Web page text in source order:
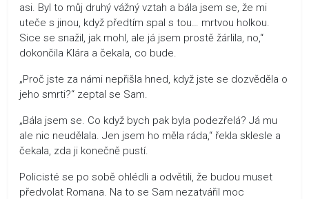
asi. Byl to můj druhý vážný vztah a bála jsem se, že mi
uteče s jinou, když předtím spal s tou… mrtvou holkou.
Sice se snažil, jak mohl, ale já jsem prostě žárlila, no,“
dokončila Klára a čekala, co bude.
„Proč jste za námi nepřišla hned, když jste se dozvěděla o
jeho smrti?“ zeptal se Sam.
„Bála jsem se. Co když bych pak byla podezřelá? Já mu
ale nic neudělala. Jen jsem ho měla ráda,“ řekla sklesle a
čekala, zda ji konečně pustí.
Policisté se po sobě ohlédli a odvětili, že budou muset
předvolat Romana. Na to se Sam nezatvářil moc